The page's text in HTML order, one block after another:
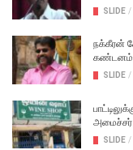
SLIDE /
நக்கீரன்
கண்டனம்
SLIDE /
அமைச்சர்
SLIDE /